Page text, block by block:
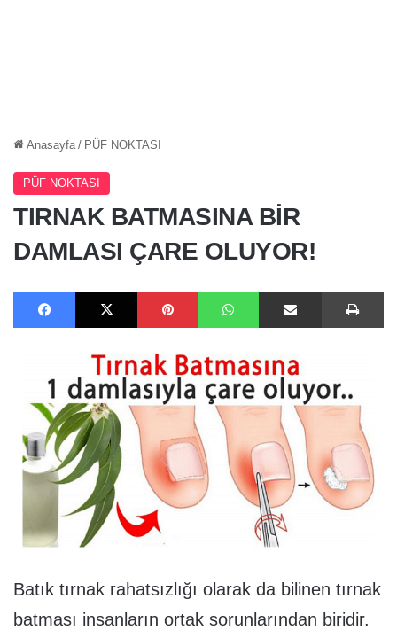
Anasayfa / PÜF NOKTASI
PÜF NOKTASI
TIRNAK BATMASINA BİR
DAMLASI ÇARE OLUYOR!
Facebook X Pinterest WhatsApp E-Posta ile paylaş
Batık tırnak rahatsızlığı olarak da bilinen tırnak
batması insanların ortak sorunlarından biridir.